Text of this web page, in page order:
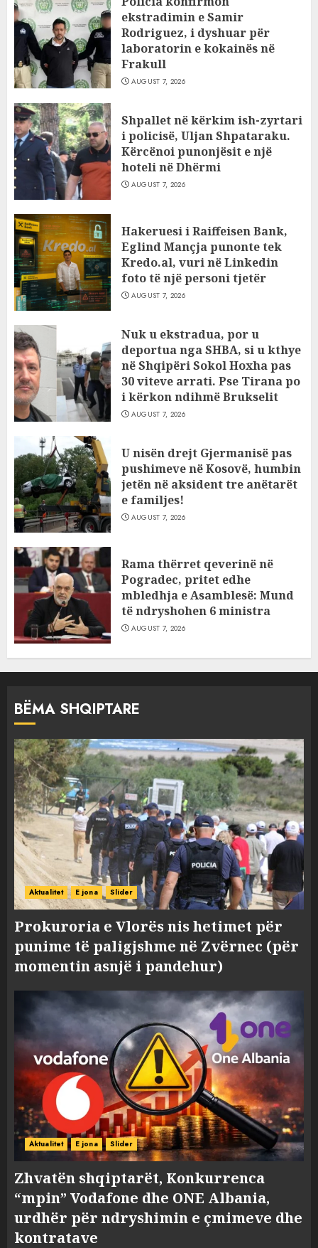
ekstradimin e Samir
Rodriguez, i dyshuar për
laboratorin e kokainës në
Frakull
AUGUST 7, 2026
Shpallet në kërkim ish-zyrtari
i policisë, Uljan Shpataraku.
Kërcënoi punonjësit e një
hoteli në Dhërmi
AUGUST 7, 2026
Hakeruesi i Raiffeisen Bank,
Eglind Mançja punonte tek
Kredo.al, vuri në Linkedin
foto të një personi tjetër
AUGUST 7, 2026
Nuk u ekstradua, por u
deportua nga SHBA, si u kthye
në Shqipëri Sokol Hoxha pas
30 viteve arrati. Pse Tirana po
i kërkon ndihmë Brukselit
AUGUST 7, 2026
U nisën drejt Gjermanisë pas
pushimeve në Kosovë, humbin
jetën në aksident tre anëtarët
e familjes!
AUGUST 7, 2026
Rama thërret qeverinë në
Pogradec, pritet edhe
mbledhja e Asamblesë: Mund
të ndryshohen 6 ministra
AUGUST 7, 2026
BËMA SHQIPTARE
Aktualitet E jona Slider
Prokuroria e Vlorës nis hetimet për
punime të paligjshme në Zvërnec (për
momentin asnjë i pandehur)
Aktualitet E jona Slider
Zhvatën shqiptarët, Konkurrenca
“mpin” Vodafone dhe ONE Albania,
urdhër për ndryshimin e çmimeve dhe
kontratave